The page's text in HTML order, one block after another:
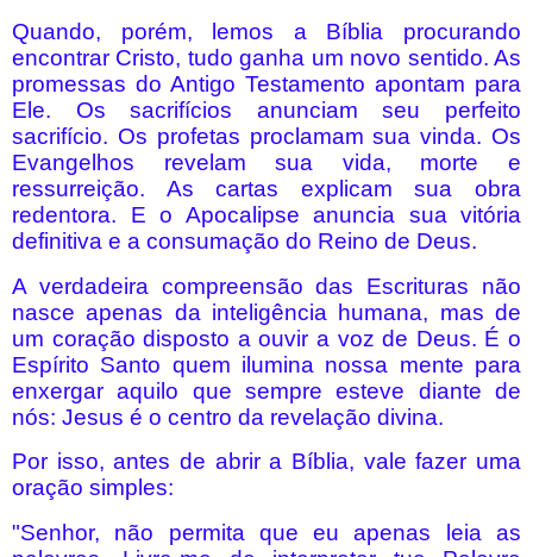
Quando, porém, lemos a Bíblia procurando
encontrar Cristo, tudo ganha um novo sentido. As
promessas do Antigo Testamento apontam para
Ele. Os sacrifícios anunciam seu perfeito
sacrifício. Os profetas proclamam sua vinda. Os
Evangelhos revelam sua vida, morte e
ressurreição. As cartas explicam sua obra
redentora. E o Apocalipse anuncia sua vitória
definitiva e a consumação do Reino de Deus.
A verdadeira compreensão das Escrituras não
nasce apenas da inteligência humana, mas de
um coração disposto a ouvir a voz de Deus. É o
Espírito Santo quem ilumina nossa mente para
enxergar aquilo que sempre esteve diante de
nós: Jesus é o centro da revelação divina.
Por isso, antes de abrir a Bíblia, vale fazer uma
oração simples:
"Senhor, não permita que eu apenas leia as